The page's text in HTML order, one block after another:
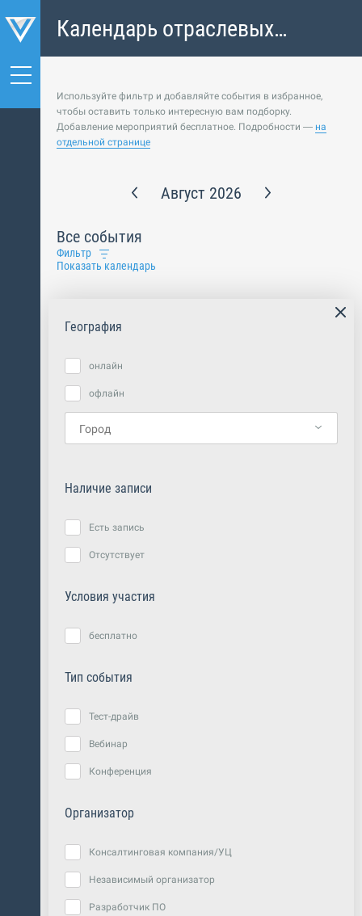
Календарь отраслевых
событий
Используйте фильтр и добавляйте события в избранное,
чтобы оставить только интересную вам подборку.
Добавление мероприятий бесплатное. Подробности — на
отдельной странице
Август 2026
Все события
Фильтр
Показать календарь
География
онлайн
офлайн
Наличие записи
Есть запись
Отсутствует
Условия участия
бесплатно
Тип события
Тест-драйв
Вебинар
Конференция
Организатор
Консалтинговая компания/УЦ
Независимый организатор
Разработчик ПО